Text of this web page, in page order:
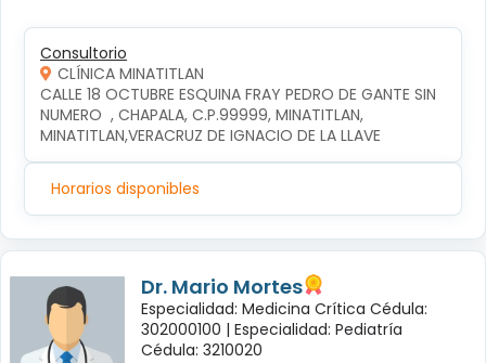
Consultorio
CLÍNICA MINATITLAN
CALLE 18 OCTUBRE ESQUINA FRAY PEDRO DE GANTE SIN
NUMERO  , CHAPALA, C.P.99999, MINATITLAN,
MINATITLAN,VERACRUZ DE IGNACIO DE LA LLAVE
Horarios disponibles
Dr. Mario Mortes
Especialidad: Medicina Crítica Cédula:
302000100 | Especialidad: Pediatría
Cédula: 3210020